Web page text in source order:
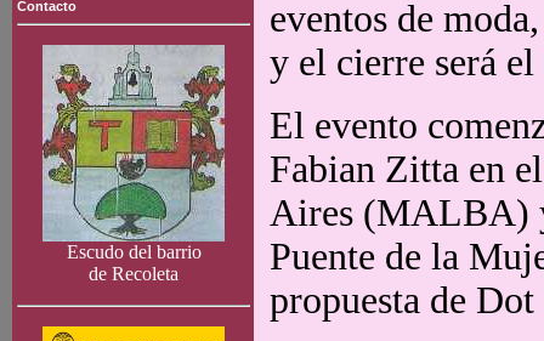
Contacto
Escudo del barrio
de Recoleta
eventos de
y el cierre será
El evento
Fabian Zitta en
Aires (MALBA)
Puente de la
propuesta de